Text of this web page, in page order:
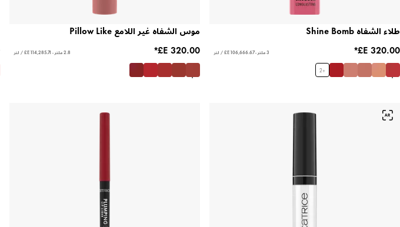
طلاء الشفاه Shine Bomb
3 ملتر - ‏106,666.67 E£ / لتر
+
2
موس الشفاه غير اللامع Pillow Like
2.8 ملتر - ‏114,285.71 E£ / لتر